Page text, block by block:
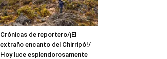
Crónicas de reportero/¡El
extraño encanto del Chirripó!/
Hoy luce esplendorosamente